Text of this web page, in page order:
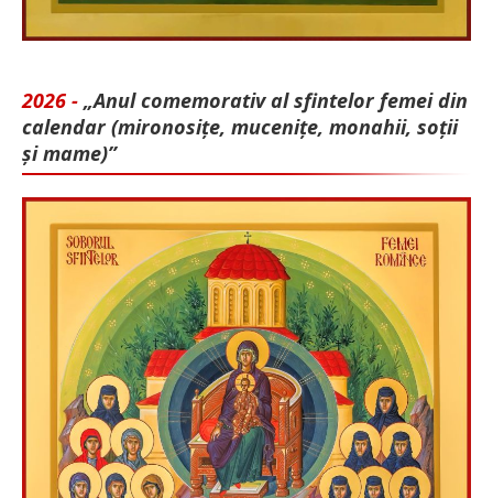
2026 - „Anul comemorativ al sfintelor femei din
calendar (mironosițe, mu­cenițe, monahii, soții
și mame)”